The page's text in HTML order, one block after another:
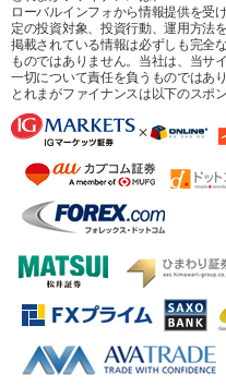
ローバルインフォから情報提供を受
定の投資対象、投資行動、運用方法
掲載されている情報は必ずしも完全
ものではありません。当社は、当サ
一切について責任を負うものではあり
とれまがファイナンスは以下のスポ